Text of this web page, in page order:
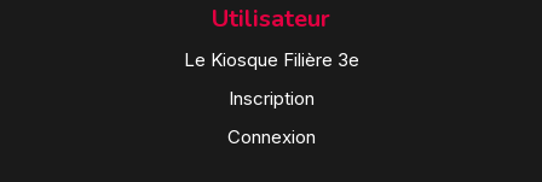
Utilisateur
Le Kiosque Filière 3e
Inscription
Connexion